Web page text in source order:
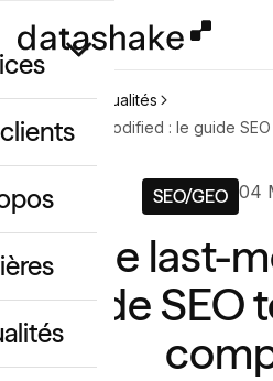
créatif IA
Accueil
Actualités
Balise last-modified : le guide
SEO/GEO 04
Balise last-
guide SEO